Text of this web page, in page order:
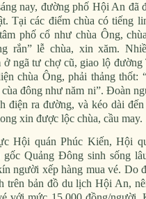
nay, đường phố Hội An đã
Tại các điểm chùa có tiếng
phố cổ như chùa Ông,
rắn” lễ chùa, xin xăm.
ở ngã tư chợ cũ, giao lộ
chùa Ông, phải thảng thốt:
đông như năm ni”. Đoàn
điện ra đường, và kéo dài
xin được lộc chùa, cầu may.
Hội quán Phúc Kiến, Hội
gốc Quảng Đông sinh sống
người xếp hàng mua vé. Do
trên bản đồ du lịch Hội An,